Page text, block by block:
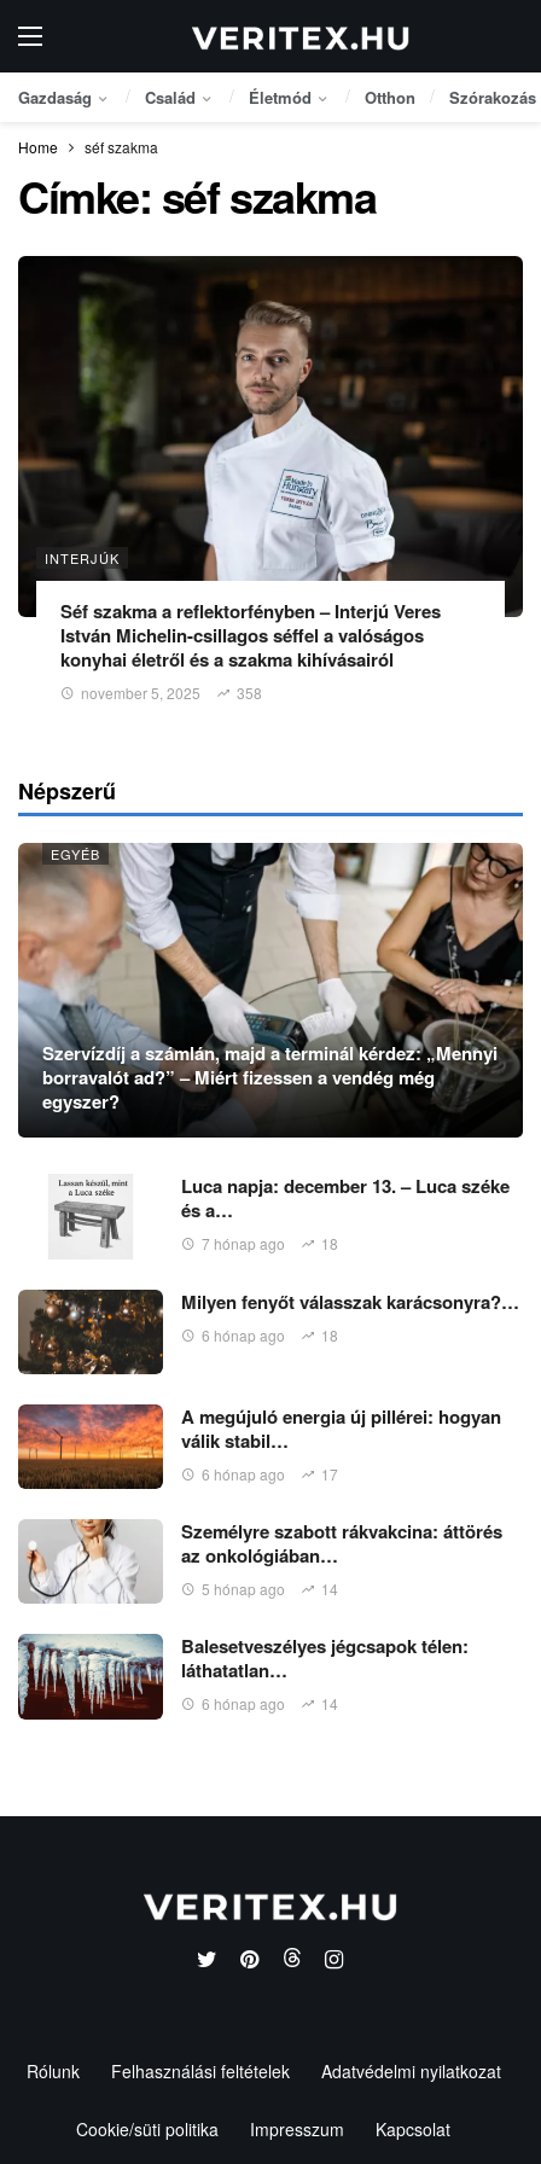
Gazdaság Család Életmód Otthon Szórakozás
Home séf szakma
Címke: séf szakma
INTERJÚK
Séf szakma a reflektorfényben – Interjú Veres
István Michelin-csillagos séffel a valóságos
konyhai életről és a szakma kihívásairól
november 5, 2025 358
Népszerű
EGYÉB
Szervízdíj a számlán, majd a terminál kérdez: „Mennyi
borravalót ad?” – Miért fizessen a vendég még
egyszer?
Luca napja: december 13. – Luca széke
és a…
7 hónap ago 18
Milyen fenyőt válasszak karácsonyra?…
6 hónap ago 18
A megújuló energia új pillérei: hogyan
válik stabil…
6 hónap ago 17
Személyre szabott rákvakcina: áttörés
az onkológiában…
5 hónap ago 14
Balesetveszélyes jégcsapok télen:
láthatatlan…
6 hónap ago 14
Rólunk Felhasználási feltételek Adatvédelmi nyilatkozat
Cookie/süti politika Impresszum Kapcsolat